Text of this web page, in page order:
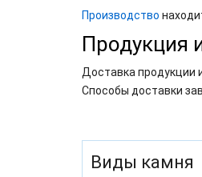
Производство
Продукция
Доставка продукции
Способы доставки
Виды камня